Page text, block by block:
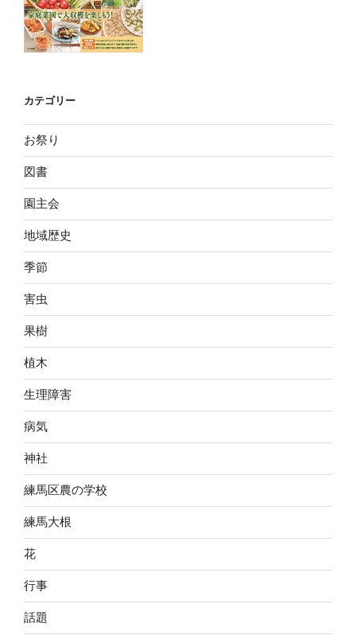
カテゴリー
お祭り
図書
園主会
地域歴史
季節
害虫
果樹
植木
生理障害
病気
神社
練馬区農の学校
練馬大根
花
行事
話題